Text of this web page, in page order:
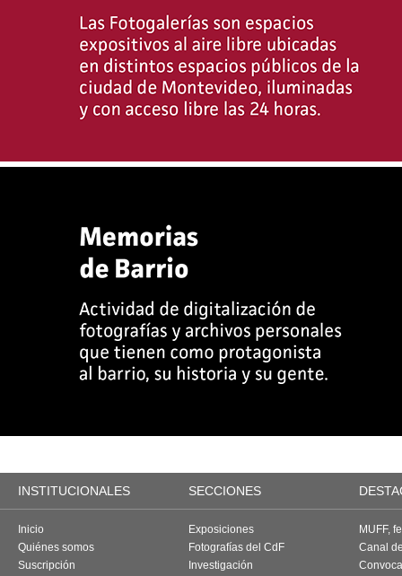
INSTITUCIONALES SECCIONES
Inicio
Quiénes somos
Suscripción
Exposiciones
Fotografías del CdF
Investigación
MUFF,
Canal